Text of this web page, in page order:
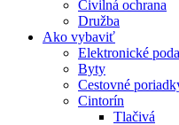
Civilná ochrana
Družba
Ako vybaviť
Elektronické
Byty
Cestovné
Cintorín
Tlačivá